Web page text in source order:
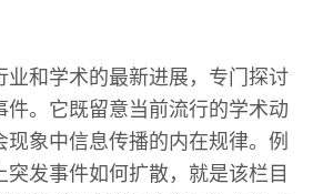
业和学术的最新进展，专门探讨
件。它既留意当前流行的学术动
现象中信息传播的内在规律。例
发事件如何扩散，就是该栏目